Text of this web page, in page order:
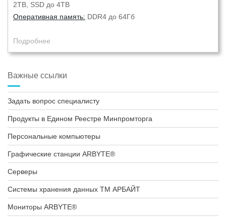
2TB, SSD до 4TB
Оперативная память: DDR4 до 64Гб
Подробнее
Важные ссылки
Задать вопрос специалисту
Продукты в Едином Реестре Минпромторга
Персональные компьютеры
Графические станции ARBYTE®
Серверы
Системы хранения данных ТМ АРБАЙТ
Мониторы ARBYTE®